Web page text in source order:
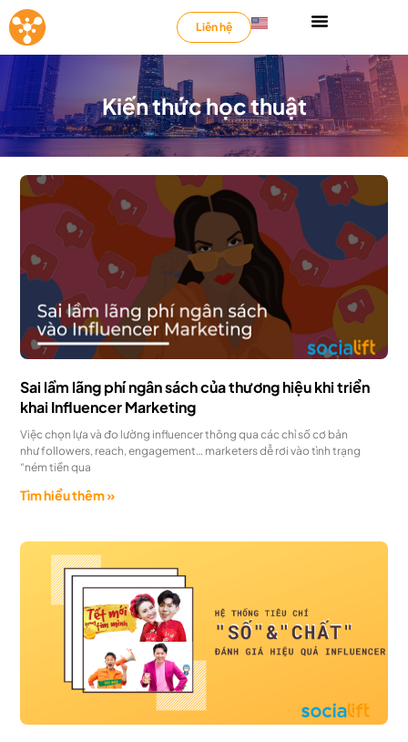
Liên hệ
Kiến thức học thuật
Sai lầm lãng phí ngân sách của thương hiệu khi triển
khai Influencer Marketing
Việc chọn lựa và đo lường influencer thông qua các chỉ số cơ bản
như followers, reach, engagement… marketers dễ rơi vào tình trạng
“ném tiền qua
Tìm hiểu thêm »